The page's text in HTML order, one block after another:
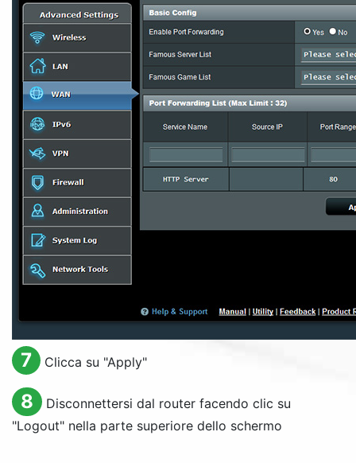
7 Clicca su "Apply"
8
Disconnettersi dal router facendo clic su
"Logout" nella parte superiore dello schermo